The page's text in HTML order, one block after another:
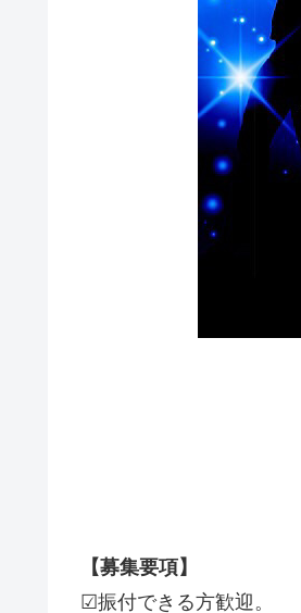
【募集要項】
☑︎振付できる方歓迎。